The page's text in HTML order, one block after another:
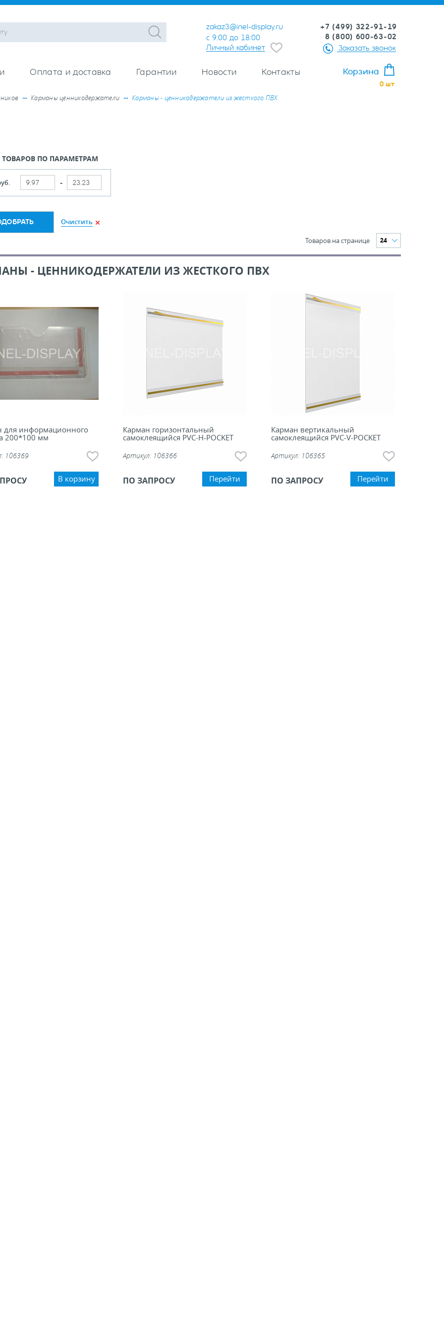
zakaz3@inel-display.ru
с 9:00 до 18:00
Личный кабинет
+7 (499) 322-91-19
8 (800) 600-63-02
Заказать звонок
Оплата и доставка Гарантии Новости Контакты Корзина
0 шт
Карманы ценникодержатели Карманы - ценникодержатели из жесткого ПВХ
ПО ПАРАМЕТРАМ
Очистить
Товаров на странице 24
- ЦЕННИКОДЕРЖАТЕЛИ ИЗ ЖЕСТКОГО ПВХ
для информационного
200*100 мм
106369
В корзину
Карман горизонтальный
самоклеящийся PVC-H-POCKET
Артикул: 106366
ПО ЗАПРОСУ Перейти
Карман вертикальный
самоклеящийся PVC-V-POCKET
Артикул: 106365
ПО ЗАПРОСУ Перейти